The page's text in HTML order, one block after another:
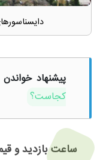
پیشنهاد
کجاست؟
ساعت بازدید و